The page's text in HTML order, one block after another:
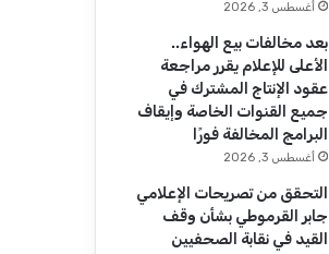
أغسطس 3, 2026
بعد مخالفات بيع الهواء..
الأعلى للإعلام يقرر مراجعة
عقود الإنتاج المشترك في
جميع القنوات الخاصة وإيقاف
البرامج المخالفة فورًا
أغسطس 3, 2026
التحقق من تصريحات الإعلامي
جابر القرموطي بشأن وقف
القيد في نقابة الصحفيين